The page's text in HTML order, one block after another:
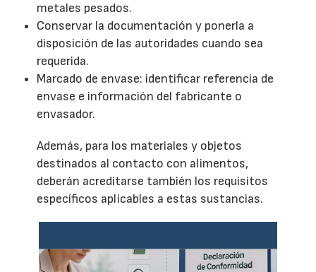
metales pesados.
Conservar la documentación y ponerla a
disposición de las autoridades cuando sea
requerida.
Marcado de envase: identificar referencia de
envase e información del fabricante o
envasador.
Además, para los materiales y objetos
destinados al contacto con alimentos,
deberán acreditarse también los requisitos
específicos aplicables a estas sustancias.